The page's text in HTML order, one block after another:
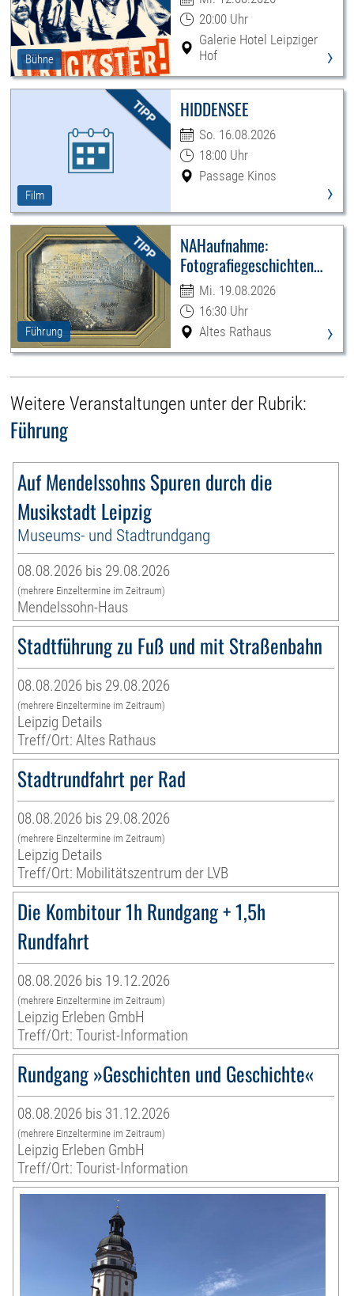
Bühne
20:00 Uhr
Galerie Hotel Leipziger
Hof
›
Film
HIDDENSEE
So. 16.08.2026
18:00 Uhr
Passage Kinos
›
Führung
NAHaufnahme:
Fotografiegeschichten
Leipzigs
Mi. 19.08.2026
16:30 Uhr
Altes Rathaus
›
Weitere Veranstaltungen unter der Rubrik:
Führung
Auf Mendelssohns Spuren durch die
Musikstadt Leipzig
Museums- und Stadtrundgang
08.08.2026 bis 29.08.2026
(mehrere Einzeltermine im Zeitraum)
Mendelssohn-Haus
Stadtführung zu Fuß und mit Straßenbahn
08.08.2026 bis 29.08.2026
(mehrere Einzeltermine im Zeitraum)
Leipzig Details
Treff/Ort: Altes Rathaus
Stadtrundfahrt per Rad
08.08.2026 bis 29.08.2026
(mehrere Einzeltermine im Zeitraum)
Leipzig Details
Treff/Ort: Mobilitätszentrum der LVB
Die Kombitour 1h Rundgang + 1,5h
Rundfahrt
08.08.2026 bis 19.12.2026
(mehrere Einzeltermine im Zeitraum)
Leipzig Erleben GmbH
Treff/Ort: Tourist-Information
Rundgang »Geschichten und Geschichte«
08.08.2026 bis 31.12.2026
(mehrere Einzeltermine im Zeitraum)
Leipzig Erleben GmbH
Treff/Ort: Tourist-Information